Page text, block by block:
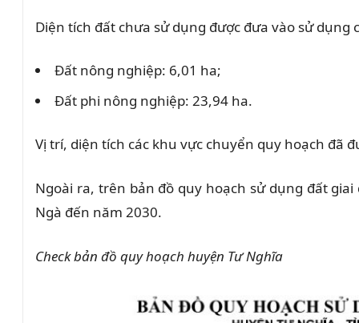
Diện tích đất chưa sử dụng được đưa vào sử dụng
Đất nông nghiệp: 6,01 ha;
Đất phi nông nghiệp: 23,94 ha.
Vị trí, diện tích các khu vực chuyển quy hoạch đã
Ngoài ra, trên bản đồ quy hoạch sử dụng đất
Ngà đến năm 2030.
Check bản đồ quy hoạch huyện Tư Nghĩa